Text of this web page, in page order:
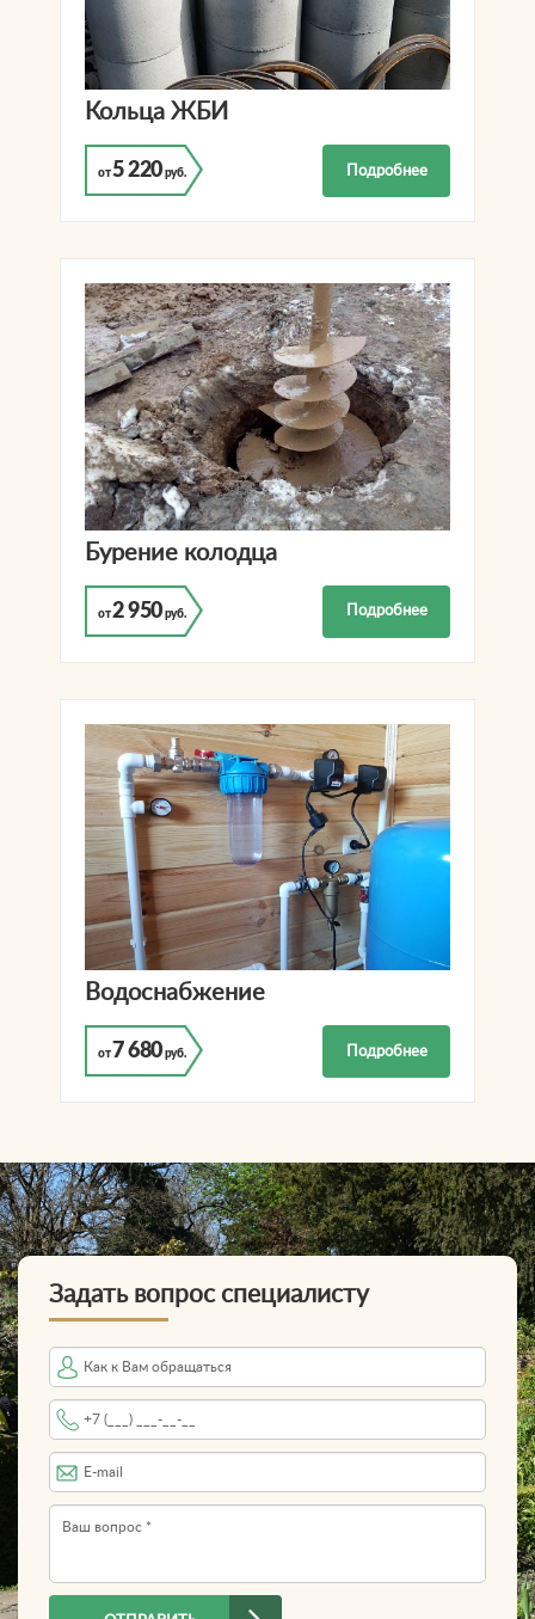
Кольца ЖБИ
от5 220 руб. Подробнее
Бурение колодца
от2 950 руб. Подробнее
Водоснабжение
от7 680 руб. Подробнее
Задать вопрос специалисту
Имя
Телефон*
E-mail
Вопрос*